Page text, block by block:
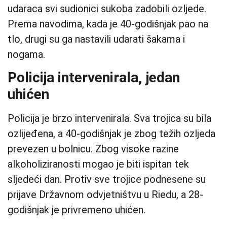
udaraca svi sudionici sukoba zadobili ozljede.
Prema navodima, kada je 40-godišnjak pao na
tlo, drugi su ga nastavili udarati šakama i
nogama.
Policija intervenirala, jedan
uhićen
Policija je brzo intervenirala. Sva trojica su bila
ozlijeđena, a 40-godišnjak je zbog težih ozljeda
prevezen u bolnicu. Zbog visoke razine
alkoholiziranosti mogao je biti ispitan tek
sljedeći dan. Protiv sve trojice podnesene su
prijave Državnom odvjetništvu u Riedu, a 28-
godišnjak je privremeno uhićen.